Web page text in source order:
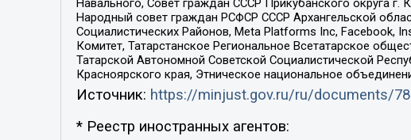
Навального, Совет граждан СССР Прикубанского округа
Народный совет граждан РСФСР СССР Архангельской
Социалистических Районов, Meta Platforms Inc, Facebook,
Комитет, Татарстанское Региональное Всетатарское
Татарской Автономной Советской Социалистической
Красноярского края, Этническое национальное
Источник: https://minjust.gov.ru/ru/documents/
* Реестр иностранных агентов: